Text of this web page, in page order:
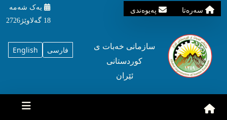
سه‌ره‌تا په‌یوه‌ندی
یه‌ک شه‌مه‌
18 گه‌لاوێژ2726
English فارسی
سازمانی خه‌بات ی
کوردستانی
ئێران